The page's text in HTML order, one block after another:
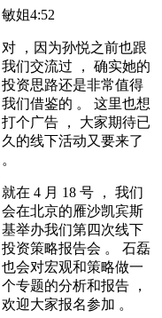
敏姐4:52
对 ，因为孙悦之前也跟
我们交流过 ， 确实她的
投资思路还是非常值得
我们借鉴的 。 这里也想
打个广告 ， 大家期待已
久的线下活动又要来了
。
就在 4 月 18 号 ， 我们
会在北京的雁沙凯宾斯
基举办我们第四次线下
投资策略报告会 。 石磊
也会对宏观和策略做一
个专题的分析和报告 ，
欢迎大家报名参加 。